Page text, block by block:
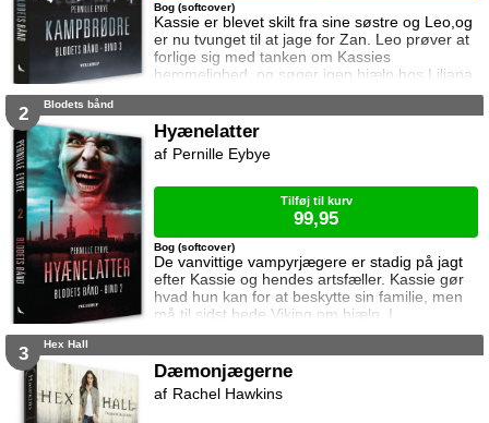
Kassie er blevet skilt fra sine søstre og Leo,og
er nu tvunget til at jage for Zan. Leo prøver at
forlige sig med tanken om Kassies
hemmelighed, og søger igen hjælp hos Liliana.
Imens kæmper Viking for overlevelse i Archers
serien Blodets Bånd – en serie om kærlighed,
mystik og mørke kræfter.
Bog (softcover)
2 Blodets bånd
Hyænelatter
De vanvittige vampyrjægere er stadig på jagt
efter Kassie og hendes artsfæller. Kassie gør
hvad hun kan for at beskytte sin familie, men
må til sidst bede Viking om hjælp. I
mellemtiden er Leo ved at indse at han er
og han søger hjælp hos heksen Liliana.
Hyænelatter er andet bind i serien Blodets
Bånd – en serie om kærlighed, mystik og
Bog (softcover)
Pernille Eybye
Tilføj til kurv
99,95
3 Hex Hall
Dæmonjægerne
Rachel Hawkins